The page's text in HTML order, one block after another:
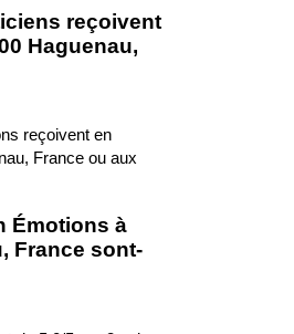
reçoivent
Haguenau,
reçoivent en
France ou aux
Émotions à
France sont-